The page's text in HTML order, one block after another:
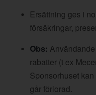
Ersättning ges i
försäkringar,
Obs:
rabatter (t ex
Sponsorhuset
går förlorad.